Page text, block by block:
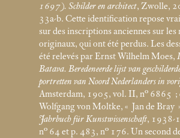
1697). Schilder en architect, Zwolle,
33a-b. Cette identification repose
sur des inscriptions anciennes sur les
originaux, qui ont été perdus. Les
été relevés par Ernst Wilhelm Moes,
Batava. Beredeneerde lijst van
portretten van Noord Nederlanders in
Amsterdam, 1905, vol. II, n° 6865 ;
Wolfgang von Moltke, « Jan de Bray
Jahrbuch für Kunstwissenschaft, 1938-
n° 64 et p. 483, n° 176. Un second